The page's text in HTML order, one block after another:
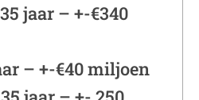
jaar – +-€340
– +-€40 miljoen